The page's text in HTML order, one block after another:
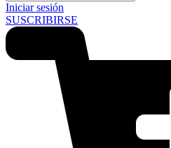
Iniciar sesión
SUSCRIBIRSE